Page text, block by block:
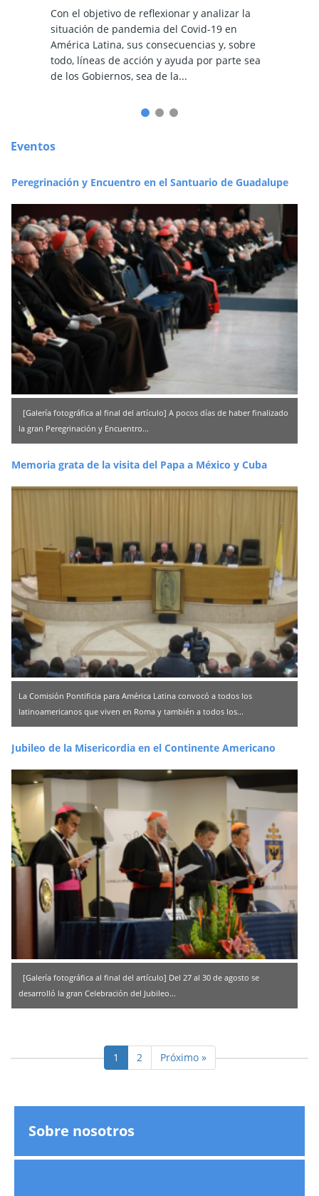
Con el objetivo de reflexionar y analizar la
situación de pandemia del Covid-19 en
América Latina, sus consecuencias y, sobre
todo, líneas de acción y ayuda por parte sea
de los Gobiernos, sea de la...
Eventos
Peregrinación y Encuentro en el Santuario de Guadalupe
[Galería fotográfica al final del artículo] A pocos días de haber finalizado
la gran Peregrinación y Encuentro...
Memoria grata de la visita del Papa a México y Cuba
La Comisión Pontificia para América Latina convocó a todos los
latinoamericanos que viven en Roma y también a todos los...
Jubileo de la Misericordia en el Continente Americano
[Galería fotográfica al final del artículo] Del 27 al 30 de agosto se
desarrolló la gran Celebración del Jubileo...
1 2 Próximo »
Sobre nosotros